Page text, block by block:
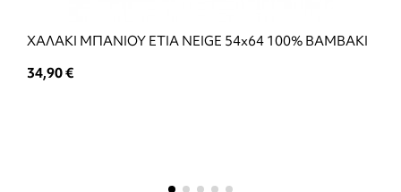
ΧΑΛΑΚΙ ΜΠΑΝΙΟΥ ETIA NEIGE 54x64 100% ΒΑΜΒΑΚΙ
34,90 €